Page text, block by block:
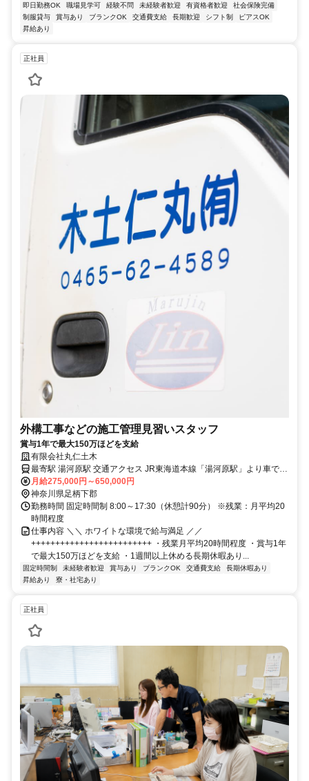
即日勤務OK
職場見学可 経験不問 未経験者歓迎 有資格者歓迎
社会保険完備
制服貸与
賞与あり ブランクOK 交通費支給 長期歓迎 シフト制
ピアスOK
昇給あり
正社員
外構工事などの施工管理見習いスタッフ
賞与1年で最大150万ほどを支給
有限会社丸仁土木
最寄駅 湯河原駅 交通アクセス JR東海道本線「湯河原駅」より車で7
分 ※現場エリアは会社から1時間圏内です
月給275,000円～650,000円
神奈川県足柄下郡
勤務時間 固定時間制 8:00～17:30（休憩計90分） ※残業：月平均20
時間程度
仕事内容 ＼＼ ホワイトな環境で給与満足 ／／
+++++++++++++++++++++++++ ・残業月平均20時間程度 ・賞与1年
で最大150万ほどを支給 ・1週間以上休める長期休暇あり...
固定時間制 未経験者歓迎 賞与あり ブランクOK 交通費支給
長期休暇あり
昇給あり
寮・社宅あり
正社員